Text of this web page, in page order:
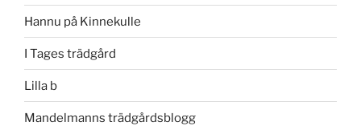
Hannu på Kinnekulle
I Tages trädgård
Lilla b
Mandelmanns trädgårdsblogg